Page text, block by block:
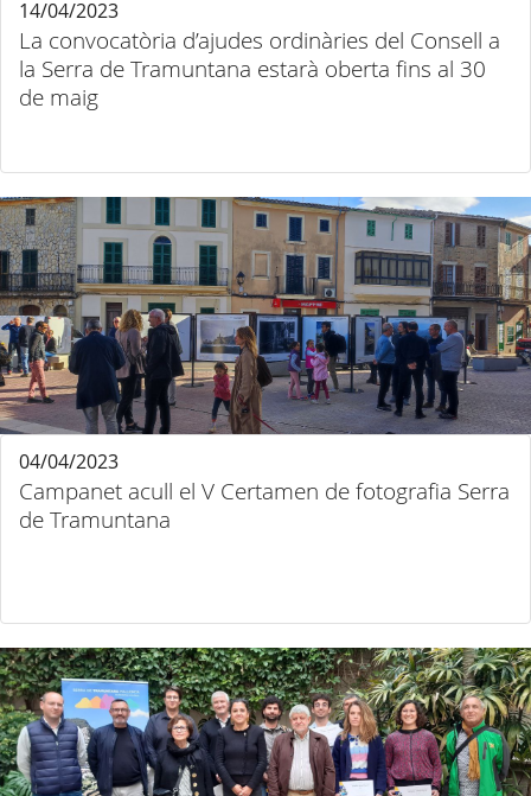
La convocatòria d’ajudes ordinàries del Consell a
la Serra de Tramuntana estarà oberta fins al 30
de maig
14/04/2023
Campanet acull el V Certamen de fotografia Serra
de Tramuntana
04/04/2023